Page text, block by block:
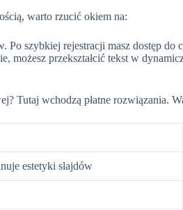
warto rzucić okiem na:
szybkiej rejestracji masz dostęp do
przekształcić tekst w
Tutaj wchodzą płatne rozwiązania.
estetyki slajdów